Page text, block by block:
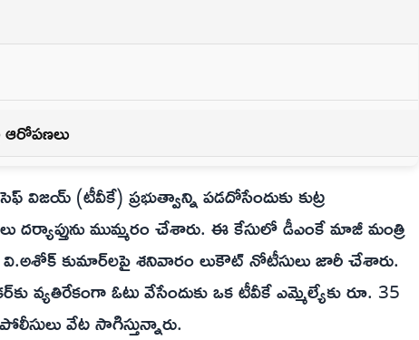
(టీవీకే) ప్రభుత్వాన్ని పడదోసేందుకు కుట్ర
దర్యాప్తును ముమ్మరం చేశారు. ఈ కేసులో డీఎంకే మాజీ మంత్రి
కుమార్‌లపై శనివారం లుకౌట్ నోటీసులు జారీ చేశారు.
వ్యతిరేకంగా ఓటు వేసేందుకు ఒక టీవీకే ఎమ్మెల్యేకు రూ. 35
వేట సాగిస్తున్నారు.